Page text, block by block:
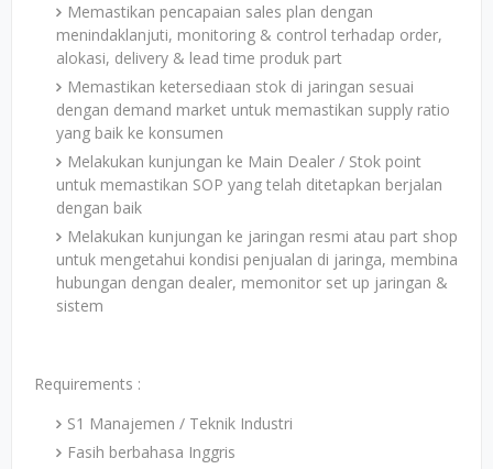
Memastikan pencapaian sales plan dengan
menindaklanjuti, monitoring & control terhadap order,
alokasi, delivery & lead time produk part
Memastikan ketersediaan stok di jaringan sesuai
dengan demand market untuk memastikan supply ratio
yang baik ke konsumen
Melakukan kunjungan ke Main Dealer / Stok point
untuk memastikan SOP yang telah ditetapkan berjalan
dengan baik
Melakukan kunjungan ke jaringan resmi atau part shop
untuk mengetahui kondisi penjualan di jaringa, membina
hubungan dengan dealer, memonitor set up jaringan &
sistem
Requirements :
S1 Manajemen / Teknik Industri
Fasih berbahasa Inggris